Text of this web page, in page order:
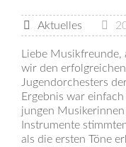
Aktuelles
Liebe
wir den
Jugendorchesters
Ergebnis war
jungen
Instrumente
als die ersten Töne